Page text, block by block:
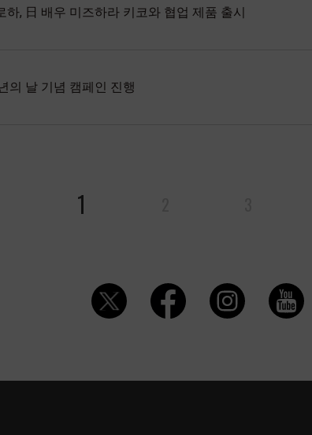
하, 日 배우 미즈하라 키코와 협업 제품 출시
의 날 기념 캠페인 진행
1